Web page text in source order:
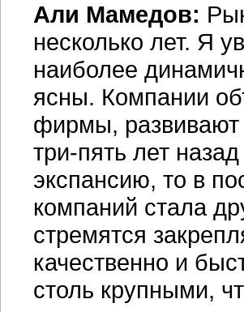
Али Мамедов:
несколько лет. Я
наиболее
ясны. Компании
фирмы, развивают
три-пять лет
экспансию, то в
компаний стала
стремятся
качественно и
столь крупными,